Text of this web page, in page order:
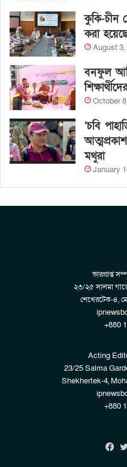
কুকি-চীন
করা
August 3,
বনফুল
October
‘চবি
মথুরা
January
ভারপ্রাপ্ত
২৩/২৫ সালমা
শেখেরটেক-৪,
+880
Acting
23/25 Salma
Shekhertek-4,
+880